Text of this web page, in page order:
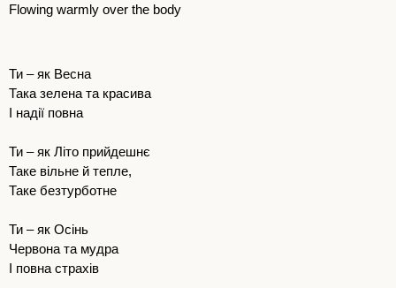
Flowing warmly over the body
Ти – як Весна
Така зелена та красива
І надії повна
Ти – як Літо прийдешнє
Таке вільне й тепле,
Таке безтурботне
Ти – як Осінь
Червона та мудра
І повна страхів